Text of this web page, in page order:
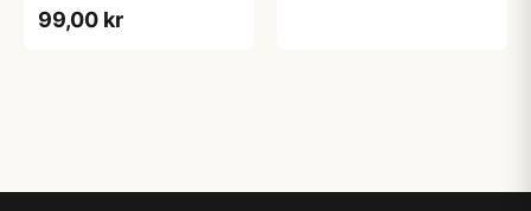
99,00 kr